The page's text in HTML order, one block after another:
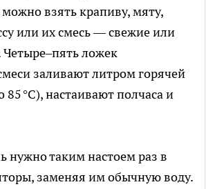
взять крапиву, мяту,
или их смесь — свежие или
ложек
заливают литром горячей
°C), настаивают полчаса и
нужно таким настоем раз в
заменяя им обычную воду.